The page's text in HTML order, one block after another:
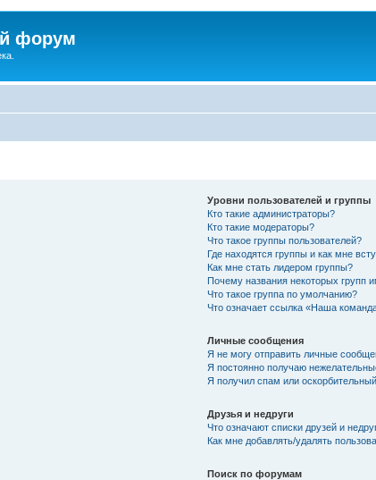
форум
Уровни пользователей и группы
Кто такие администраторы?
Кто такие модераторы?
Что такое группы пользователей?
Где находятся группы и как мне
Как мне стать лидером группы?
Почему названия некоторых групп
Что такое группа по умолчанию?
Что означает ссылка «Наша
Личные сообщения
Я не могу отправить личные
Я постоянно получаю
Я получил спам или
Друзья и недруги
Что означают списки друзей и
Как мне добавлять/удалять
Поиск по форумам